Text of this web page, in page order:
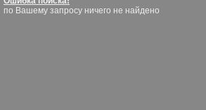
по Вашему запросу ничего не найдено